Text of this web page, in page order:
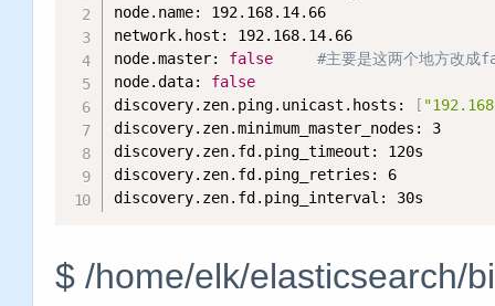
node.name: 192.168.14.66
network.host: 192.168.14.66
node.master: false
#主要是这两个地方改成
node.data: false
discovery.zen.ping.unicast.hosts:
[
discovery.zen.minimum_master_nodes: 3
discovery.zen.fd.ping_timeout: 120s
discovery.zen.fd.ping_retries: 6
discovery.zen.fd.ping_interval: 30s
$ /home/elk/elasticsearch/